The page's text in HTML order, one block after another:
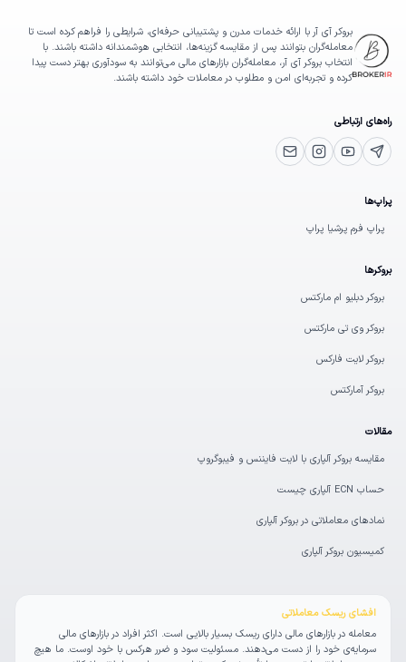
بروکر آی آر با ارائه خدمات مدرن و پشتیبانی حرفه‌ای، شرایطی را فراهم کرده است تا
معامله‌گران بتوانند پس از مقایسه گزینه‌ها، انتخابی هوشمندانه داشته باشند. با
انتخاب بروکر آی آر، معامله‌گران بازارهای مالی می‌توانند به سودآوری بهتر دست پیدا
کرده و تجربه‌ای امن و مطلوب در معاملات خود داشته باشند.
راه‌های ارتباطی
تلگرام پشتیبانی
یوتیوباینستاگرامایمیل
پراپ‌ها
پراپ فرم پرشیا پراپ
بروکرها
بروکر دبلیو ام مارکتس
بروکر وی تی مارکتس
بروکر لایت فارکس
بروکر آمارکتس
مقالات
مقایسه بروکر آلپاری با لایت فایننس و فیبوگروپ
حساب ECN آلپاری چیست
نمادهای معاملاتی در بروکر آلپاری
کمیسیون بروکر آلپاری
افشای ریسک معاملاتی
معامله در بازارهای مالی دارای ریسک بسیار بالایی است. اکثر افراد در بازارهای مالی
سرمایه‌ی خود را از دست می‌دهند. مسئولیت سود و ضرر هرکس با خود اوست. ما هیچ